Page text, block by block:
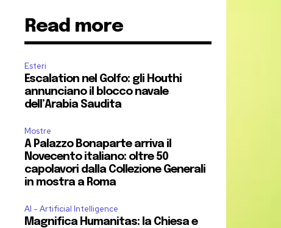
Read more
Esteri
Escalation nel Golfo: gli Houthi
annunciano il blocco navale
dell’Arabia Saudita
Mostre
A Palazzo Bonaparte arriva il
Novecento italiano: oltre 50
capolavori dalla Collezione Generali
in mostra a Roma
AI - Artificial Intelligence
Magnifica Humanitas: la Chiesa e